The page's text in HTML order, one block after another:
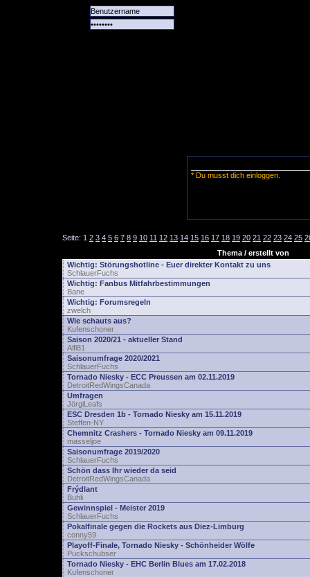
* Du musst dich einloggen.
Seite: 1 2 3 4 5 6 7 8 9 10 11 12 13 14 15 16 17 18 19 20 21 22 23 24 25
Thema / erstellt von
Wichtig: Störungshotline - Euer direkter Kontakt zu uns
SchlauerFuchs
Wichtig: Fanbus Mitfahrbestimmungen
Bane
Wichtig: Forumsregeln
zwelch
Wie schauts aus?
Kufenschoner
Saison 2020/21 - aktueller Stand
Alfi81
Saisonumfrage 2020/2021
SchlauerFuchs
Tornado Niesky - ECC Preussen am 02.11.2019
DetroitRedWingsCanada
Umfragen
JörgiLeafs
ESC Dresden 1b - Tornado Niesky am 15.11.2019
Steffen-NY
Chemnitz Crashers - Tornado Niesky am 09.11.2019
masseljoe
Saisonumfrage 2019/2020
SchlauerFuchs
Schön dass Ihr wieder da seid
DetroitRedWingsCanada
Frýdlant
Buhli
Gewinnspiel - Meister 2019
SchlauerFuchs
Pokalfinale gegen die Rockets aus Diez-Limburg
conny59
Playoff-Finale, Tornado Niesky - Schönheider Wölfe
Puckschubser
Tornado Niesky - EHC Berlin Blues am 17.02.2018
Kufenschoner